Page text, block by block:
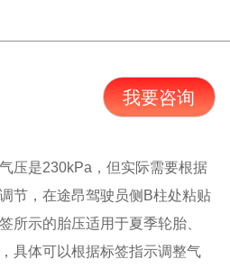
我要咨询
压是230kPa，但实际需要根据
节，在途昂驾驶员侧B柱处粘贴
所示的胎压适用于夏季轮胎、
具体可以根据标签指示调整气